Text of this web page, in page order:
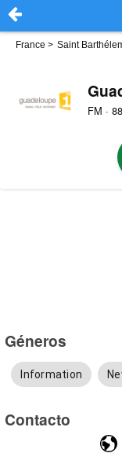
France > Saint
FM ·
Géneros
Information
Contacto